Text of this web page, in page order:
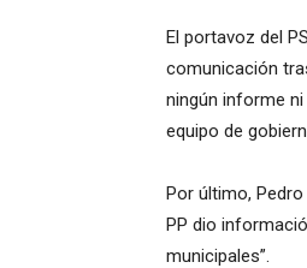
El portavoz del
comunicación
ningún informe
equipo de
Por último,
PP dio
municipales”.